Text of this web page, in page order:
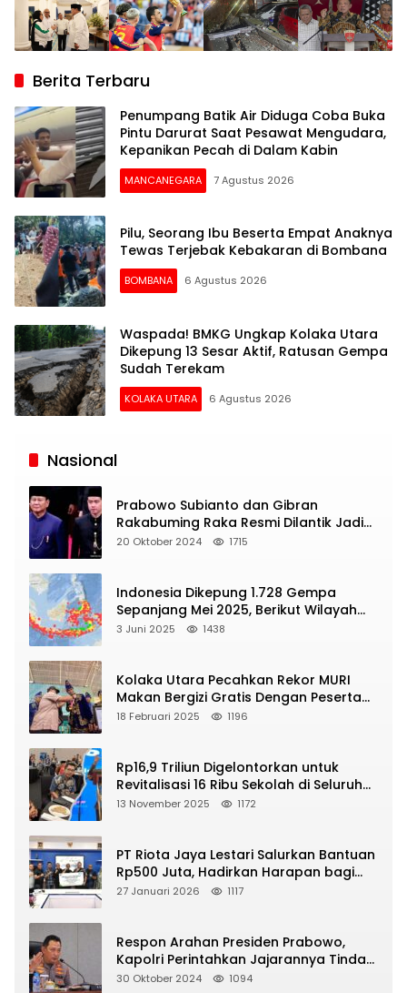
Berita Terbaru
Penumpang Batik Air Diduga Coba Buka
Pintu Darurat Saat Pesawat Mengudara,
Kepanikan Pecah di Dalam Kabin
MANCANEGARA 7 Agustus 2026
Pilu, Seorang Ibu Beserta Empat Anaknya
Tewas Terjebak Kebakaran di Bombana
BOMBANA 6 Agustus 2026
Waspada! BMKG Ungkap Kolaka Utara
Dikepung 13 Sesar Aktif, Ratusan Gempa
Sudah Terekam
KOLAKA UTARA 6 Agustus 2026
Siaran
Nasional
Prabowo Subianto dan Gibran
Rakabuming Raka Resmi Dilantik Jadi
Presiden dan Wapres RI
20 Oktober 2024 1715
Indonesia Dikepung 1.728 Gempa
Sepanjang Mei 2025, Berikut Wilayah
Yang Intens Diguncang!
3 Juni 2025 1438
Kolaka Utara Pecahkan Rekor MURI
Makan Bergizi Gratis Dengan Peserta
Terbanyak
18 Februari 2025 1196
Rp16,9 Triliun Digelontorkan untuk
Revitalisasi 16 Ribu Sekolah di Seluruh
Indonesia
13 November 2025 1172
PT Riota Jaya Lestari Salurkan Bantuan
Rp500 Juta, Hadirkan Harapan bagi
Korban Bencana di Sumatera
27 Januari 2026 1117
Respon Arahan Presiden Prabowo,
Kapolri Perintahkan Jajarannya Tindak
Tegas Pelaku Judi Online
30 Oktober 2024 1094